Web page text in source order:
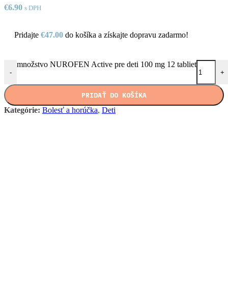
€6.90 s DPH
Pridajte €47.00 do košíka a získajte dopravu zadarmo!
-
množstvo NUROFEN Active pre deti 100 mg 12 tabliet
+
PRIDAŤ DO KOŠÍKA
Kategórie: Bolesť a horúčka, Deti